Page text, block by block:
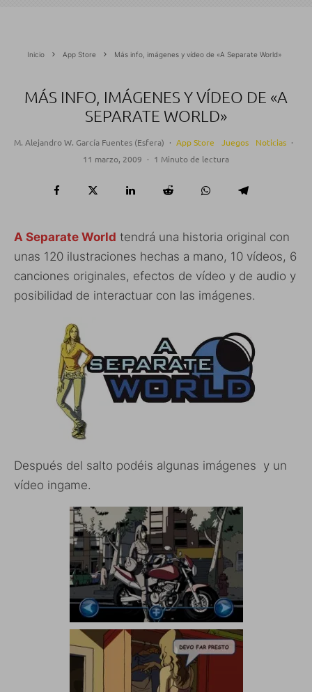
Inicio App Store Más info, imágenes y vídeo de «A Separate World»
MÁS INFO, IMÁGENES Y VÍDEO DE «A
SEPARATE WORLD»
M. Alejandro W. García Fuentes (Esfera) · App Store Juegos Noticias ·
11 marzo, 2009 · 1 Minuto de lectura
A Separate World tendrá una historia original con
unas 120 ilustraciones hechas a mano, 10 vídeos, 6
canciones originales, efectos de vídeo y de audio y
posibilidad de interactuar con las imágenes.
Después del salto podéis algunas imágenes y un
vídeo ingame.